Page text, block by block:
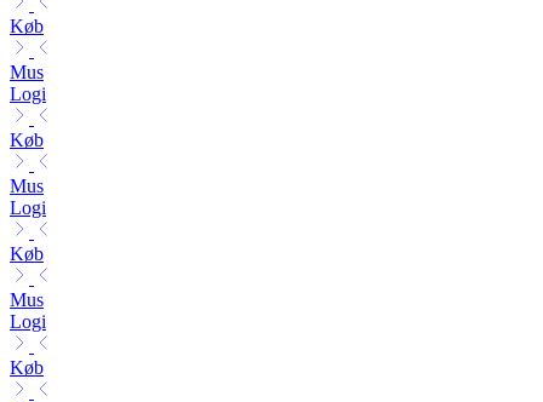
Køb
Mus
Logi
Køb
Mus
Logi
Køb
Mus
Logi
Køb